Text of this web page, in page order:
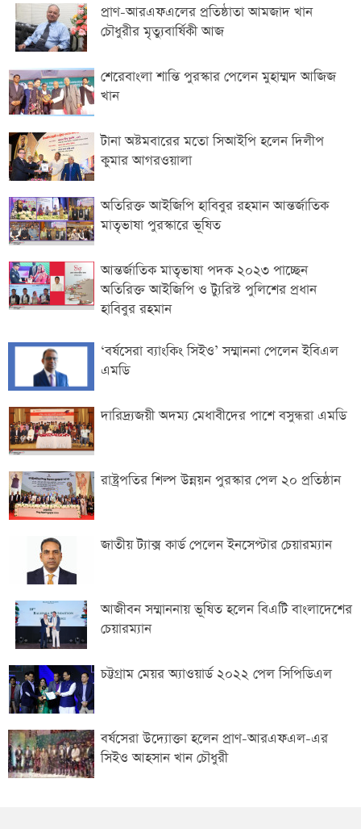
প্রাণ-আরএফএলের প্রতিষ্ঠাতা আমজাদ খান
চৌধুরীর মৃত্যুবার্ষিকী আজ
শেরেবাংলা শান্তি পুরস্কার পেলেন মুহাম্মদ আজিজ
খান
টানা অষ্টমবারের মতো সিআইপি হলেন দিলীপ
কুমার আগরওয়ালা
অতিরিক্ত আইজিপি হাবিবুর রহমান আন্তর্জাতিক
মাতৃভাষা পুরস্কারে ভূষিত
আন্তর্জাতিক মাতৃভাষা পদক ২০২৩ পাচ্ছেন
অতিরিক্ত আইজিপি ও ট্যুরিস্ট পুলিশের প্রধান
হাবিবুর রহমান
‘‌বর্ষসেরা ব্যাংকিং সিইও’ সম্মাননা পেলেন ইবিএল
এমডি
দারিদ্র্যজয়ী অদম্য মেধাবীদের পাশে বসুন্ধরা এমডি
রাষ্ট্রপতির শিল্প উন্নয়ন পুরস্কার পেল ২০ প্রতিষ্ঠান
জাতীয় ট্যাক্স কার্ড পেলেন ইনসেপ্টার চেয়ারম্যান
আজীবন সম্মাননায় ভূষিত হলেন বিএটি বাংলাদেশের
চেয়ারম্যান
চট্টগ্রাম মেয়র অ্যাওয়ার্ড ২০২২ পেল সিপিডিএল
বর্ষসেরা উদ্যোক্তা হলেন প্রাণ-আরএফএল-এর
সিইও আহসান খান চৌধুরী